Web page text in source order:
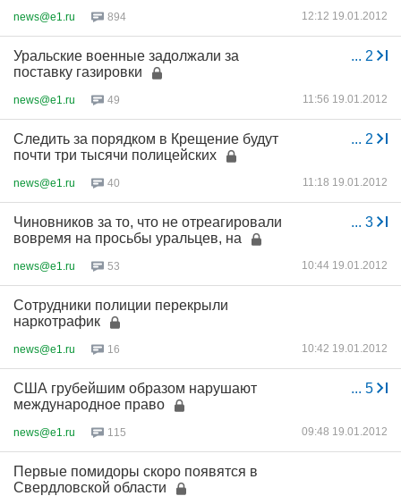
news@e1.ru 894 12:12 19.01.2012
... 2
Уральские военные задолжали за
поставку газировки
news@e1.ru 49 11:56 19.01.2012
... 2
Следить за порядком в Крещение будут
почти три тысячи полицейских
news@e1.ru 40 11:18 19.01.2012
... 3
Чиновников за то, что не отреагировали
вовремя на просьбы уральцев, на
news@e1.ru 53 10:44 19.01.2012
Сотрудники полиции перекрыли
наркотрафик
news@e1.ru 16 10:42 19.01.2012
... 5
США грубейшим образом нарушают
международное право
news@e1.ru 115 09:48 19.01.2012
Первые помидоры скоро появятся в
Свердловской области